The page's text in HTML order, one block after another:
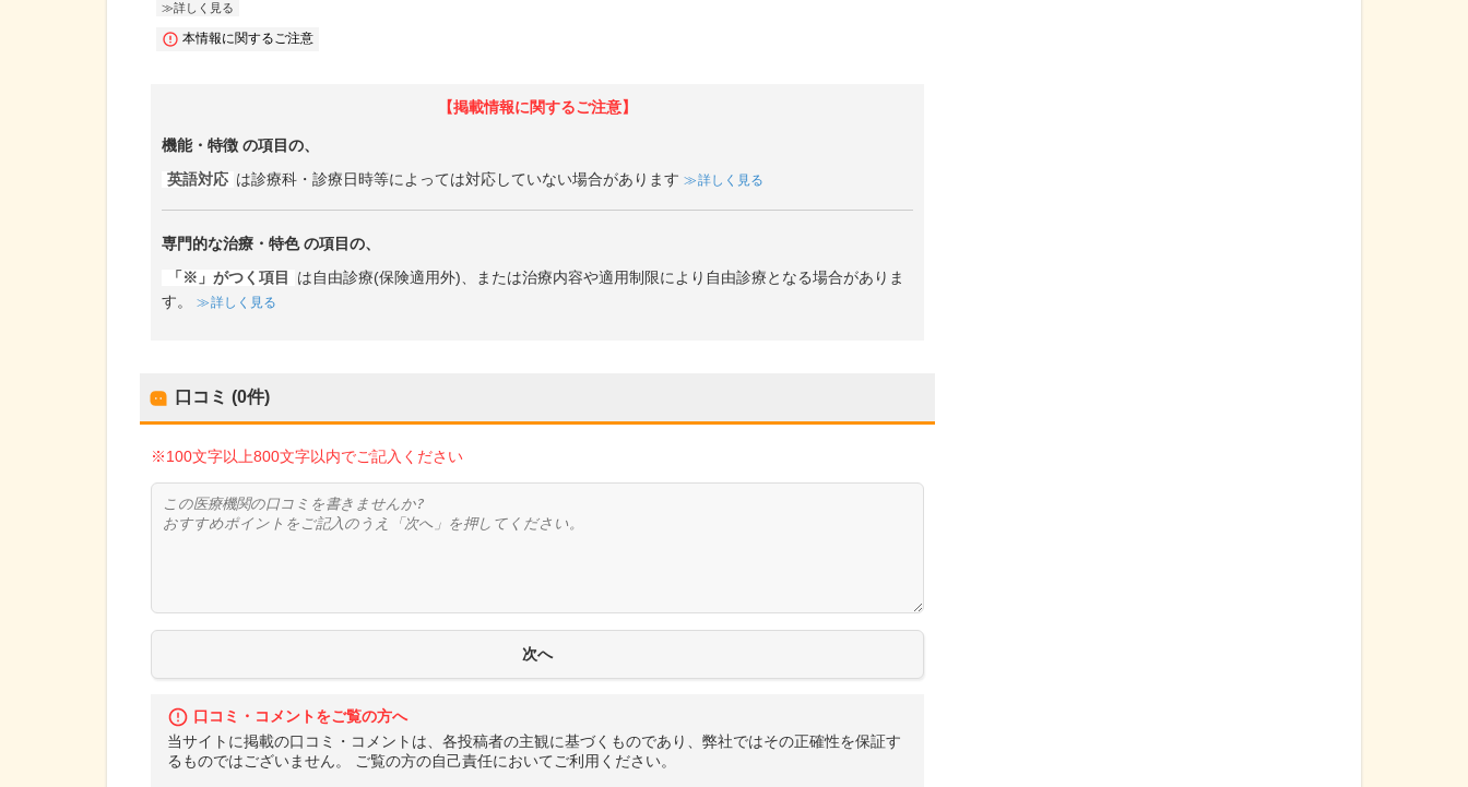
詳しく見る
本情報に関するご注意
【掲載情報に関するご注意】
機能・特徴 の項目の、
英語対応 は診療科・診療日時等によっては対応していない場合があります 詳しく見る
専門的な治療・特色の項目の、
「※」がつく項目
は自由診療(保険適用外)、または治療内容や適用制限により自由診療となる場合がありま
す。
詳しく見る
口コミ (0件)
※100文字以上800文字以内でご記入ください
口コミ・コメントをご覧の方へ
当サイトに掲載の口コミ・コメントは、各投稿者の主観に基づくものであり、弊社ではその正確性を保証す
るものではございません。 ご覧の方の自己責任においてご利用ください。